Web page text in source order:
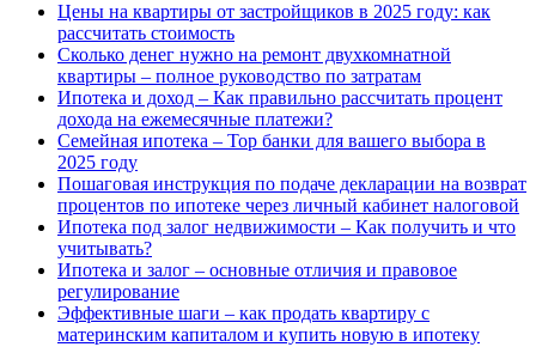
Цены на квартиры от застройщиков в 2025 году: как
рассчитать стоимость
Сколько денег нужно на ремонт двухкомнатной
квартиры – полное руководство по затратам
Ипотека и доход – Как правильно рассчитать процент
дохода на ежемесячные платежи?
Семейная ипотека – Top банки для вашего выбора в
2025 году
Пошаговая инструкция по подаче декларации на возврат
процентов по ипотеке через личный кабинет налоговой
Ипотека под залог недвижимости – Как получить и что
учитывать?
Ипотека и залог – основные отличия и правовое
регулирование
Эффективные шаги – как продать квартиру с
материнским капиталом и купить новую в ипотеку